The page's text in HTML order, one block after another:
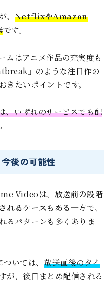
NetflixやAmazon
です。
ムはアニメ作品の充実度も
』のような注目作の
たいポイントです。
、いずれのサービスでも配
後の可能性
Videoは、 放送前の段階
れるケースもある一方で、
るパターンも多くありま
いては、 放送直後のタイ
が、後日まとめ配信される